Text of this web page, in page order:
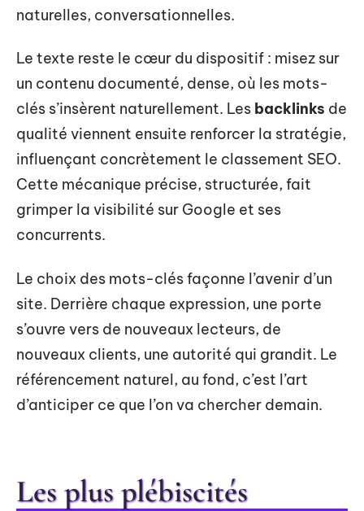
naturelles, conversationnelles.
Le texte reste le cœur du dispositif : misez sur
un contenu documenté, dense, où les mots-
clés s’insèrent naturellement. Les backlinks de
qualité viennent ensuite renforcer la stratégie,
influençant concrètement le classement SEO.
Cette mécanique précise, structurée, fait
grimper la visibilité sur Google et ses
concurrents.
Le choix des mots-clés façonne l’avenir d’un
site. Derrière chaque expression, une porte
s’ouvre vers de nouveaux lecteurs, de
nouveaux clients, une autorité qui grandit. Le
référencement naturel, au fond, c’est l’art
d’anticiper ce que l’on va chercher demain.
Les plus plébiscités